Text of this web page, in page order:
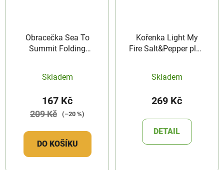
Obracečka Sea To
Summit Folding
Skladem
167 Kč
209 Kč (–20 %)
DO KOŠÍKU
Kořenka Light My
Fire Salt&Pepper plus
Skladem
269 Kč
DETAIL